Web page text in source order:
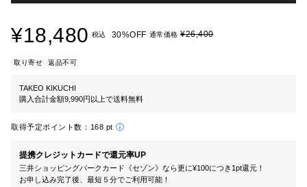
¥18,480 税込 30%OFF 通常価格 ¥26,400
取り寄せ 返品不可
TAKEO KIKUCHI
購入合計金額9,990円以上で送料無料
取得予定ポイント数： 168 pt
提携クレジットカードで還元率UP
三井ショッピングパークカード《セゾン》なら更に¥100につき1pt還元！
お申し込み完了後、最短５分でご利用可能！